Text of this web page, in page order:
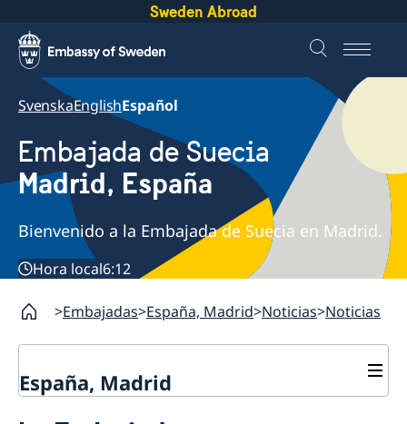
Sweden Abroad
SvenskaEnglishEspañol
Embajada de Suecia
Madrid, España
Bienvenido a la Embajada de Suecia en Madrid.
Hora local6:12
Embajadas España, Madrid Noticias Noticias
España, Madrid